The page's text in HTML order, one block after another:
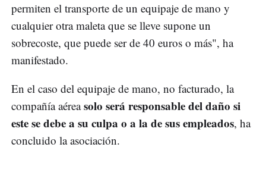
permiten el transporte de un equipaje de mano y
cualquier otra maleta que se lleve supone un
sobrecoste, que puede ser de 40 euros o más", ha
manifestado.
En el caso del equipaje de mano, no facturado, la
compañía aéreasolo será responsable del daño si
este se debe a su culpa o a la de sus empleados, ha
concluido la asociación.